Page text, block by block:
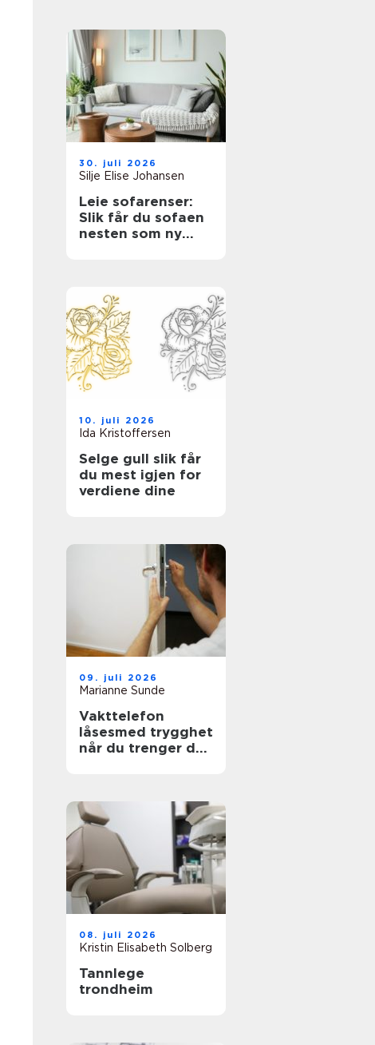
30. juli 2026
Silje Elise Johansen
Leie sofarenser:
Slik får du sofaen
nesten som ny
10. juli 2026
Ida Kristoffersen
Selge gull slik får
du mest igjen for
verdiene dine
09. juli 2026
Marianne Sunde
Vakttelefon
låsesmed trygghet
når du trenger det
08. juli 2026
Kristin Elisabeth Solberg
Tannlege
trondheim